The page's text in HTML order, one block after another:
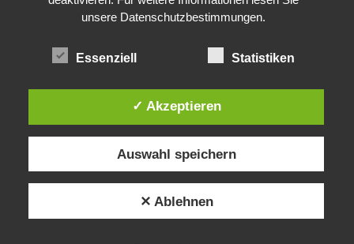
unsere Datenschutzbestimmungen.
Essenziell Statistiken
✓ Akzeptieren
Auswahl speichern
✕ Ablehnen